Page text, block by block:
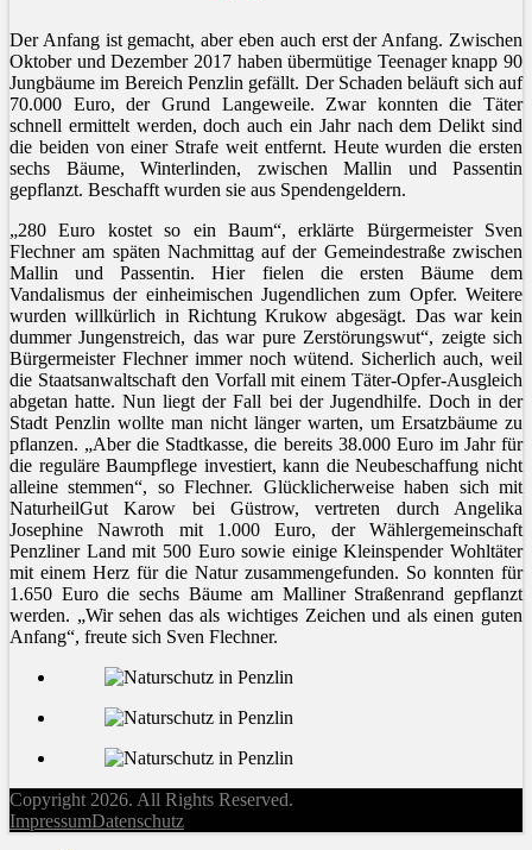
Der Anfang ist gemacht, aber eben auch erst der Anfang. Zwischen
Oktober und Dezember 2017 haben übermütige Teenager knapp 90
Jungbäume im Bereich Penzlin gefällt. Der Schaden beläuft sich auf
70.000 Euro, der Grund Langeweile. Zwar konnten die Täter
schnell ermittelt werden, doch auch ein Jahr nach dem Delikt sind
die beiden von einer Strafe weit entfernt. Heute wurden die ersten
sechs Bäume, Winterlinden, zwischen Mallin und Passentin
gepflanzt. Beschafft wurden sie aus Spendengeldern.
„280 Euro kostet so ein Baum“, erklärte Bürgermeister Sven
Flechner am späten Nachmittag auf der Gemeindestraße zwischen
Mallin und Passentin. Hier fielen die ersten Bäume dem
Vandalismus der einheimischen Jugendlichen zum Opfer. Weitere
wurden willkürlich in Richtung Krukow abgesägt. Das war kein
dummer Jungenstreich, das war pure Zerstörungswut“, zeigte sich
Bürgermeister Flechner immer noch wütend. Sicherlich auch, weil
die Staatsanwaltschaft den Vorfall mit einem Täter-Opfer-Ausgleich
abgetan hatte. Nun liegt der Fall bei der Jugendhilfe. Doch in der
Stadt Penzlin wollte man nicht länger warten, um Ersatzbäume zu
pflanzen. „Aber die Stadtkasse, die bereits 38.000 Euro im Jahr für
die reguläre Baumpflege investiert, kann die Neubeschaffung nicht
alleine stemmen“, so Flechner. Glücklicherweise haben sich mit
NaturheilGut Karow bei Güstrow, vertreten durch Angelika
Josephine Nawroth mit 1.000 Euro, der Wählergemeinschaft
Penzliner Land mit 500 Euro sowie einige Kleinspender Wohltäter
mit einem Herz für die Natur zusammengefunden. So konnten für
1.650 Euro die sechs Bäume am Malliner Straßenrand gepflanzt
werden. „Wir sehen das als wichtiges Zeichen und als einen guten
Anfang“, freute sich Sven Flechner.
Copyright 2026. All Rights Reserved.
ImpressumDatenschutz